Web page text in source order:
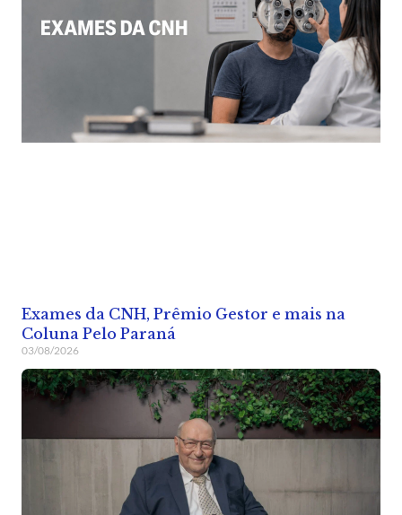
Exames da CNH, Prêmio Gestor e mais na
Coluna Pelo Paraná
03/08/2026